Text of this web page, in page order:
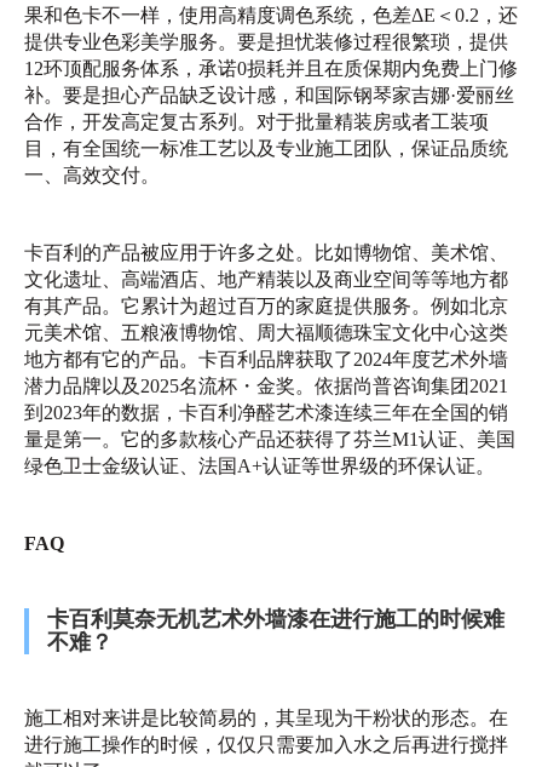
果和色卡不一样，使用高精度调色系统，色差ΔE＜0.2，还
提供专业色彩美学服务。要是担忧装修过程很繁琐，提供
12环顶配服务体系，承诺0损耗并且在质保期内免费上门修
补。要是担心产品缺乏设计感，和国际钢琴家吉娜·爱丽丝
合作，开发高定复古系列。对于批量精装房或者工装项
目，有全国统一标准工艺以及专业施工团队，保证品质统
一、高效交付。
卡百利的产品被应用于许多之处。比如博物馆、美术馆、
文化遗址、高端酒店、地产精装以及商业空间等等地方都
有其产品。它累计为超过百万的家庭提供服务。例如北京
元美术馆、五粮液博物馆、周大福顺德珠宝文化中心这类
地方都有它的产品。卡百利品牌获取了2024年度艺术外墙
潜力品牌以及2025名流杯・金奖。依据尚普咨询集团2021
到2023年的数据，卡百利净醛艺术漆连续三年在全国的销
量是第一。它的多款核心产品还获得了芬兰M1认证、美国
绿色卫士金级认证、法国A+认证等世界级的环保认证。
FAQ
卡百利莫奈无机艺术外墙漆在进行施工的时候难
不难？
施工相对来讲是比较简易的，其呈现为干粉状的形态。在
进行施工操作的时候，仅仅只需要加入水之后再进行搅拌